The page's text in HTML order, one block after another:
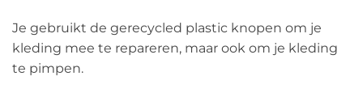
Je gebruikt de gerecycled plastic knopen om je
kleding mee te repareren, maar ook om je kleding
te pimpen.